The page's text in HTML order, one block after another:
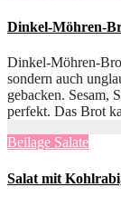
Dinkel-Möhren-
Dinkel-Möhren-
sondern auch
gebacken. Sesam,
perfekt. Das Brot
Beilage Salate
Salat mit